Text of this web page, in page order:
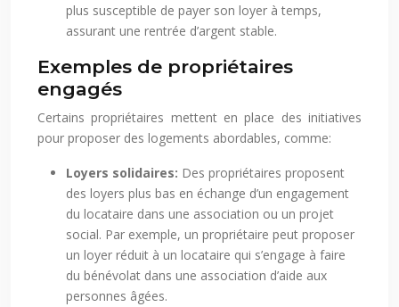
plus susceptible de payer son loyer à temps,
assurant une rentrée d’argent stable.
Exemples de propriétaires
engagés
Certains propriétaires mettent en place des initiatives
pour proposer des logements abordables, comme:
Loyers solidaires: Des propriétaires proposent
des loyers plus bas en échange d’un engagement
du locataire dans une association ou un projet
social. Par exemple, un propriétaire peut proposer
un loyer réduit à un locataire qui s’engage à faire
du bénévolat dans une association d’aide aux
personnes âgées.